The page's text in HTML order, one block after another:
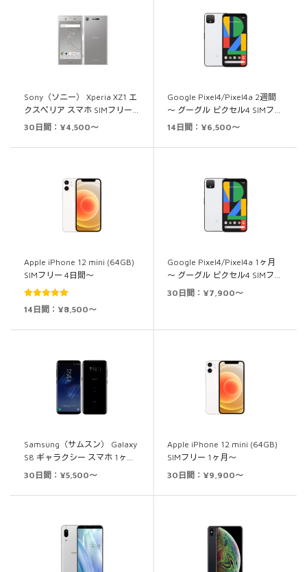
Sony（ソニー） Xperia XZ1 エ
クスペリア スマホ SIMフリー…
30日間：¥4,500～
Google Pixel4/Pixel4a 2週間
～ グーグル ピクセル4 SIMフ…
14日間：¥6,500～
Apple iPhone 12 mini (64GB)
SIMフリー 4日間～
5段階中5.00
14日間：¥8,500～
Google Pixel4/Pixel4a 1ヶ月
～ グーグル ピクセル4 SIMフ…
30日間：¥7,900～
Samsung（サムスン） Galaxy
S8 ギャラクシー スマホ 1ヶ…
30日間：¥5,500～
Apple iPhone 12 mini (64GB)
SIMフリー 1ヶ月～
30日間：¥9,900～